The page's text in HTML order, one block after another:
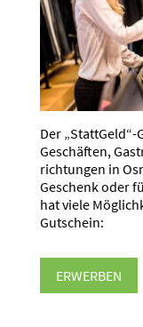
Der
Geschäften,
rich­tungen in
Geschenk oder
hat viele
Gutschein:
ERWERBEN